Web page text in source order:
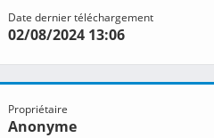
Date dernier téléchargement
02/08/2024 13:06
Propriétaire
Anonyme